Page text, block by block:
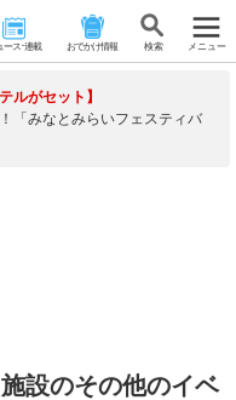
ース･連載 おでかけ情報 検 索 メニュー
ルがセット】
「みなとみらいフェスティバ
設のその他のイベ